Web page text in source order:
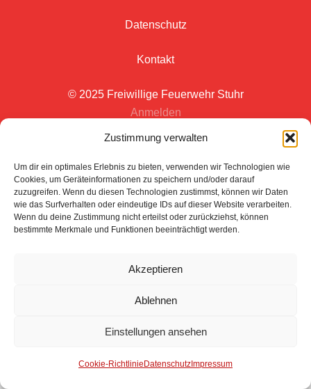
Zustimmung verwalten
Um dir ein optimales Erlebnis zu bieten, verwenden wir Technologien wie
Cookies, um Geräteinformationen zu speichern und/oder darauf
zuzugreifen. Wenn du diesen Technologien zustimmst, können wir Daten
wie das Surfverhalten oder eindeutige IDs auf dieser Website verarbeiten.
Wenn du deine Zustimmung nicht erteilst oder zurückziehst, können
bestimmte Merkmale und Funktionen beeinträchtigt werden.
Akzeptieren
Ablehnen
Einstellungen ansehen
Cookie-Richtlinie Datenschutz Impressum
Datenschutz
Kontakt
© 2025 Freiwillige Feuerwehr Stuhr
Anmelden